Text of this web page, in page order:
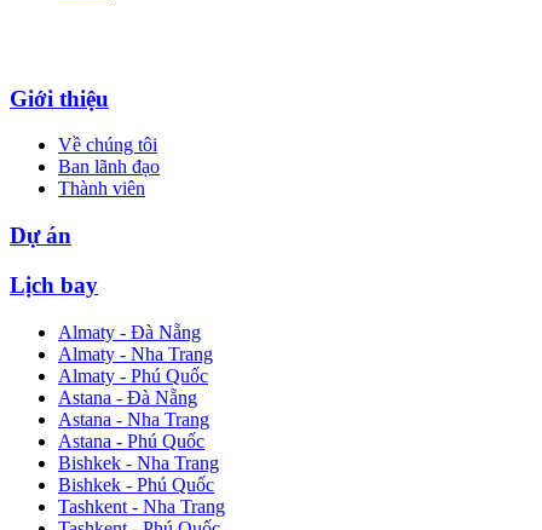
Giới thiệu
Về chúng tôi
Ban lãnh đạo
Thành viên
Dự án
Lịch bay
Almaty - Đà Nẵng
Almaty - Nha Trang
Almaty - Phú Quốc
Astana - Đà Nẵng
Astana - Nha Trang
Astana - Phú Quốc
Bishkek - Nha Trang
Bishkek - Phú Quốc
Tashkent - Nha Trang